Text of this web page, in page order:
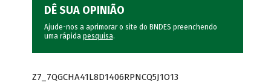
DÊ SUA OPINIÃO
Ajude-nos a aprimorar o site do BNDES preenchendo
uma rápida pesquisa.
Z7_7QGCHA41L8D1406RPNCQ5J1O13